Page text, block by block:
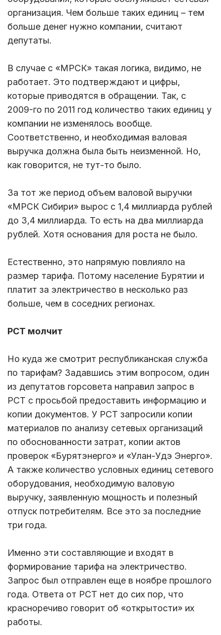
организация. Чем больше таких единиц – тем
больше денег нужно компании, считают
депутаты.
В случае с «МРСК» такая логика, видимо, не
работает. Это подтверждают и цифры,
которые приводятся в обращении. Так, с
2009-го по 2011 год количество таких единиц у
компании не изменялось вообще.
Соответственно, и необходимая валовая
выручка должна была быть неизменной. Но,
как говорится, не тут-то было.
За тот же период объем валовой выручки
«МРСК Сибири» вырос с 1,4 миллиарда рублей
до 3,4 миллиарда. То есть на два миллиарда
рублей. Хотя основания для роста не было.
Естественно, это напрямую повлияло на
размер тарифа. Потому население Бурятии и
платит за электричество в несколько раз
больше, чем в соседних регионах.
РСТ молчит
Но куда же смотрит республиканская служба
по тарифам? Задавшись этим вопросом, один
из депутатов горсовета направил запрос в
РСТ с просьбой предоставить информацию и
копии документов. У РСТ запросили копии
материалов по анализу сетевых организаций
по обоснованности затрат, копии актов
проверок «Бурятэнерго» и «Улан-Удэ Энерго».
А также количество условных единиц сетевого
оборудования, необходимую валовую
выручку, заявленную мощность и полезный
отпуск потребителям. Все это за последние
три года.
Именно эти составляющие и входят в
формирование тарифа на электричество.
Запрос был отправлен еще в ноябре прошлого
года. Ответа от РСТ нет до сих пор, что
красноречиво говорит об «открытости» их
работы.